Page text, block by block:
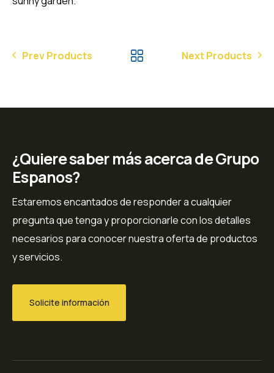
Prev Products Next Products
¿Quiere saber más acerca de Grupo
Espanos?
Estaremos encantados de responder a cualquier
pregunta que tenga y proporcionarle con los detalles
necesarios para conocer nuestra oferta de productos
y servicios.
Solicite información